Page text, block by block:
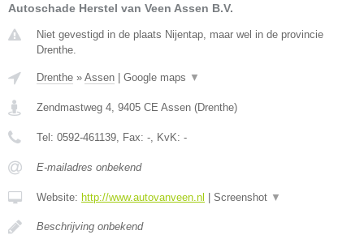
Autoschade Herstel van Veen Assen B.V.
Niet gevestigd in de plaats Nijentap, maar wel in de provincie
Drenthe.
Drenthe » Assen Google maps ▼
Zendmastweg 4, 9405 CE Assen (Drenthe)
Tel: 0592-461139, Fax: -, KvK: -
E-mailadres onbekend
Website: http://www.autovanveen.nl Screenshot ▼
Beschrijving onbekend